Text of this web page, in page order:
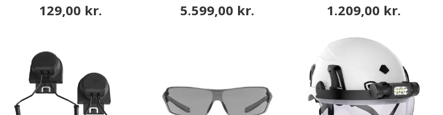
129,00 kr. 5.599,00 kr. 1.209,00 kr.